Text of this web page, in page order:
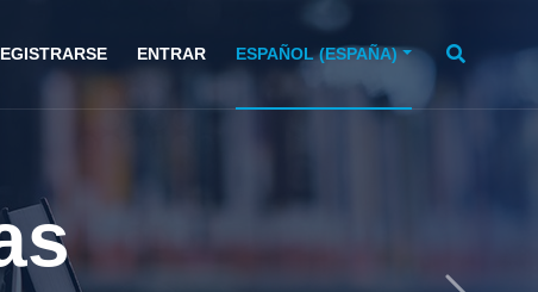
ENTRAR ESPAÑOL (ESPAÑA)
de